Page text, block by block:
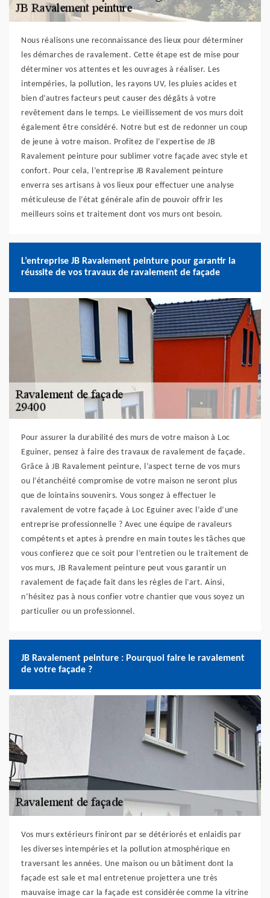
Nous réalisons une reconnaissance des lieux pour déterminer
les démarches de ravalement. Cette étape est de mise pour
déterminer vos attentes et les ouvrages à réaliser. Les
intempéries, la pollution, les rayons UV, les pluies acides et
bien d’autres facteurs peut causer des dégâts à votre
revêtement dans le temps. Le vieillissement de vos murs doit
également être considéré. Notre but est de redonner un coup
de jeune à votre maison. Profitez de l’expertise de JB
Ravalement peinture pour sublimer votre façade avec style et
confort. Pour cela, l’entreprise JB Ravalement peinture
enverra ses artisans à vos lieux pour effectuer une analyse
méticuleuse de l’état générale afin de pouvoir offrir les
meilleurs soins et traitement dont vos murs ont besoin.
L’entreprise JB Ravalement peinture pour garantir la
réussite de vos travaux de ravalement de façade
Pour assurer la durabilité des murs de votre maison à Loc
Eguiner, pensez à faire des travaux de ravalement de façade.
Grâce à JB Ravalement peinture, l’aspect terne de vos murs
ou l’étanchéité compromise de votre maison ne seront plus
que de lointains souvenirs. Vous songez à effectuer le
ravalement de votre façade à Loc Eguiner avec l’aide d’une
entreprise professionnelle ? Avec une équipe de ravaleurs
compétents et aptes à prendre en main toutes les tâches que
vous confierez que ce soit pour l’entretien ou le traitement de
vos murs, JB Ravalement peinture peut vous garantir un
ravalement de façade fait dans les règles de l’art. Ainsi,
n’hésitez pas à nous confier votre chantier que vous soyez un
particulier ou un professionnel.
JB Ravalement peinture : Pourquoi faire le ravalement
de votre façade ?
Vos murs extérieurs finiront par se détériorés et enlaidis par
les diverses intempéries et la pollution atmosphérique en
traversant les années. Une maison ou un bâtiment dont la
façade est sale et mal entretenue projettera une très
mauvaise image car la façade est considérée comme la vitrine